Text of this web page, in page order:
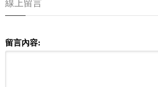
線上留言
留言內容: